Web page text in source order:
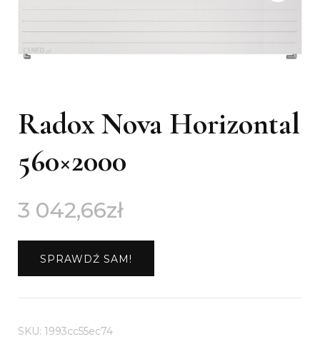
Radox Nova Horizontal
560×2000
3 042,66zł
SPRAWDŹ SAM!
SKU: 1993cc55ec74